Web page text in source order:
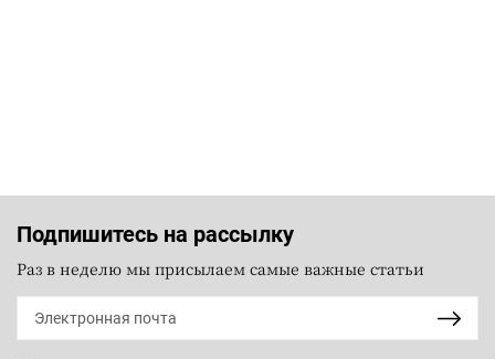
Подпишитесь на рассылку
Раз в неделю мы присылаем самые важные статьи